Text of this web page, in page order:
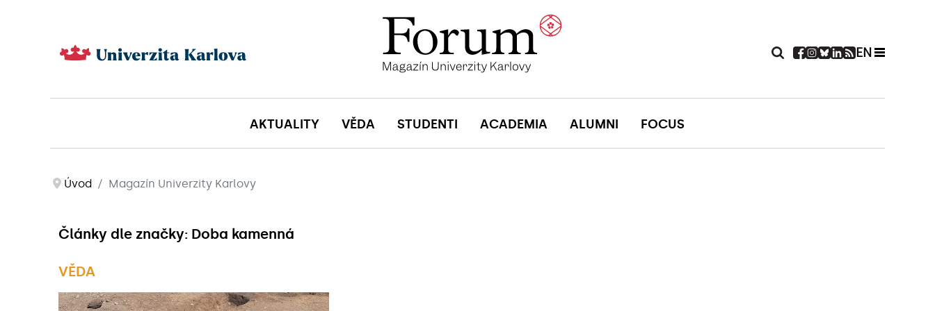
EN
AKTUALITY VĚDA STUDENTI ACADEMIA ALUMNI FOCUS
Úvod Magazín Univerzity Karlovy
Články dle značky: Doba kamenná
VĚDA